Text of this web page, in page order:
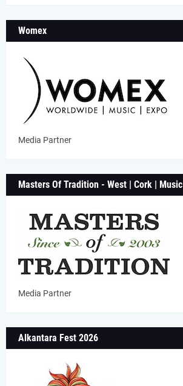
Womex
Media Partner
Masters Of Tradition - West | Cork | Music
Media Partner
Alkantara Fest 2026